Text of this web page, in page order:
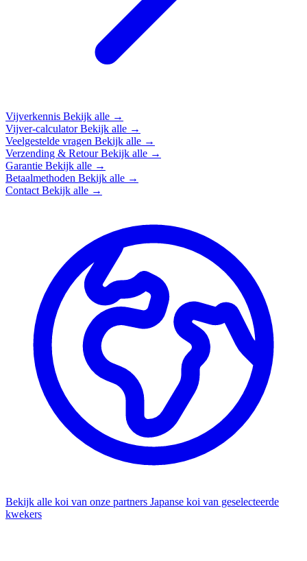
Vijverkennis Bekijk alle →
Vijver-calculatorBekijk alle →
Veelgestelde vragen Bekijk alle →
Verzending & RetourBekijk alle →
Garantie Bekijk alle →
Betaalmethoden Bekijk alle →
Contact Bekijk alle →
Bekijk alle koi van onze partners Japanse koi van geselecteerde
kwekers